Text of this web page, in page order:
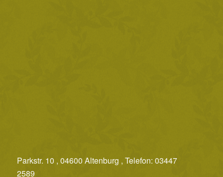
Parkstr. 10 , 04600 Altenburg , Telefon: 03447
2589